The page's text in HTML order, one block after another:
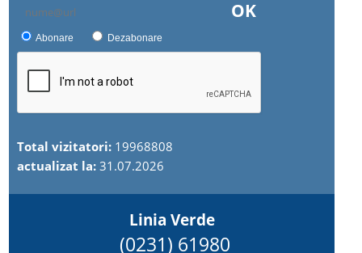
OK
Abonare Dezabonare
Total vizitatori: 19968808
actualizat la:31.07.2026
Linia Verde
(0231) 61980